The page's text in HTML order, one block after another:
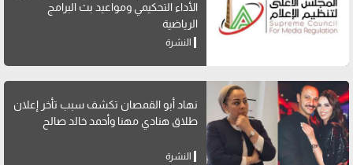
الأداء التحكيمي ومواعيد بث البرامج
الرياضية
النشرة
نهاد أبو القمصان تكشف سبب تأخر إعلان
طلاق هنادي مهنا وأحمد خالد صالح
النشرة